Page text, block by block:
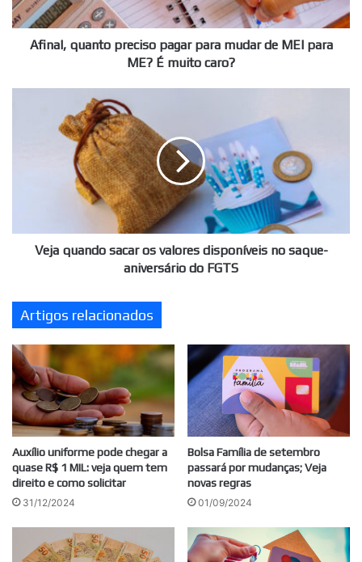
MEI
para
ME?Afinal, quanto preciso pagar para mudar de MEI para
ME? É muito caro?
aniversário
Veja quando sacar os valores disponíveis no saque-
aniversário do FGTS
Artigos relacionados
Auxílio uniforme pode chegar a
quase R$ 1 MIL: veja quem tem
direito e como solicitar
31/12/2024
Bolsa Família de setembro
passará por mudanças; Veja
novas regras
01/09/2024